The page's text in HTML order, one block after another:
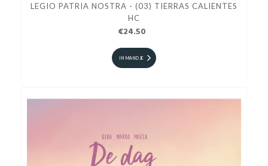
LEGIO PATRIA NOSTRA - (03) TIERRAS CALIENTES
HC
€24.50
IN MANDJE